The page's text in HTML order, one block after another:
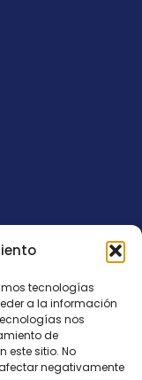
tecnologías
a la información
nos
de
este sitio. No
negativamente